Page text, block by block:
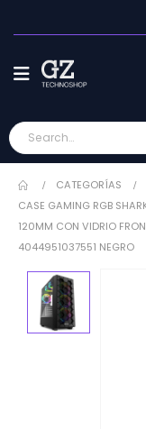
CATEGORÍAS
CASE GAMING RGB
120MM CON VIDRIO
4044951037551 NEGRO